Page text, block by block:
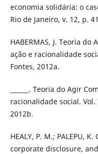
economia solidária: o
Rio de Janeiro, v. 12, p.
HABERMAS, J. Teoria
ação e racionalidade
Fontes, 2012a.
______. Teoria do Agir
racionalidade social. Vol.
2012b.
HEALY, P. M.; PALEPU,
corporate disclosure,